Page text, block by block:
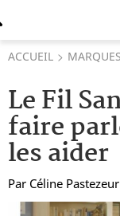
ACCUEIL MARQUES
Le Fil
faire
les aider
Par Céline Pastezeur